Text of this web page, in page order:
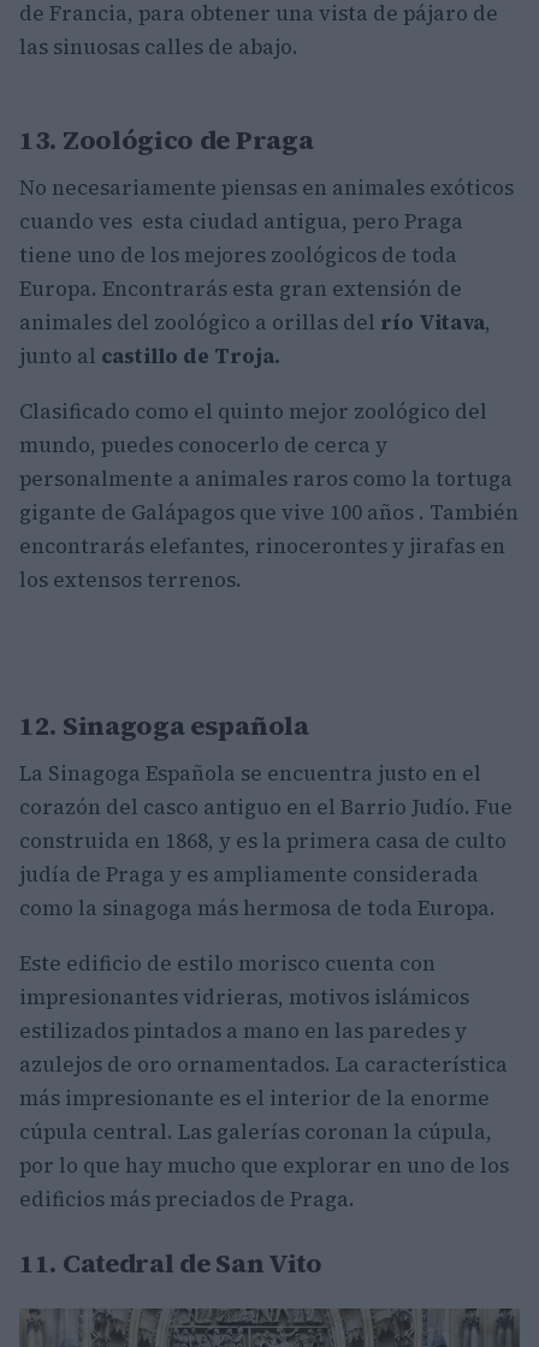
de Francia, para obtener una vista de pájaro de
las sinuosas calles de abajo.
13. Zoológico de Praga
No necesariamente piensas en animales exóticos
cuando ves esta ciudad antigua, pero Praga
tiene uno de los mejores zoológicos de toda
Europa. Encontrarás esta gran extensión de
animales del zoológico a orillas del río Vitava,
junto al castillo de Troja.
Clasificado como el quinto mejor zoológico del
mundo, puedes conocerlo de cerca y
personalmente a animales raros como la tortuga
gigante de Galápagos que vive 100 años . También
encontrarás elefantes, rinocerontes y jirafas en
los extensos terrenos.
12. Sinagoga española
La Sinagoga Española se encuentra justo en el
corazón del casco antiguo en el Barrio Judío. Fue
construida en 1868, y es la primera casa de culto
judía de Praga y es ampliamente considerada
como la sinagoga más hermosa de toda Europa.
Este edificio de estilo morisco cuenta con
impresionantes vidrieras, motivos islámicos
estilizados pintados a mano en las paredes y
azulejos de oro ornamentados. La característica
más impresionante es el interior de la enorme
cúpula central. Las galerías coronan la cúpula,
por lo que hay mucho que explorar en uno de los
edificios más preciados de Praga.
11. Catedral de San Vito